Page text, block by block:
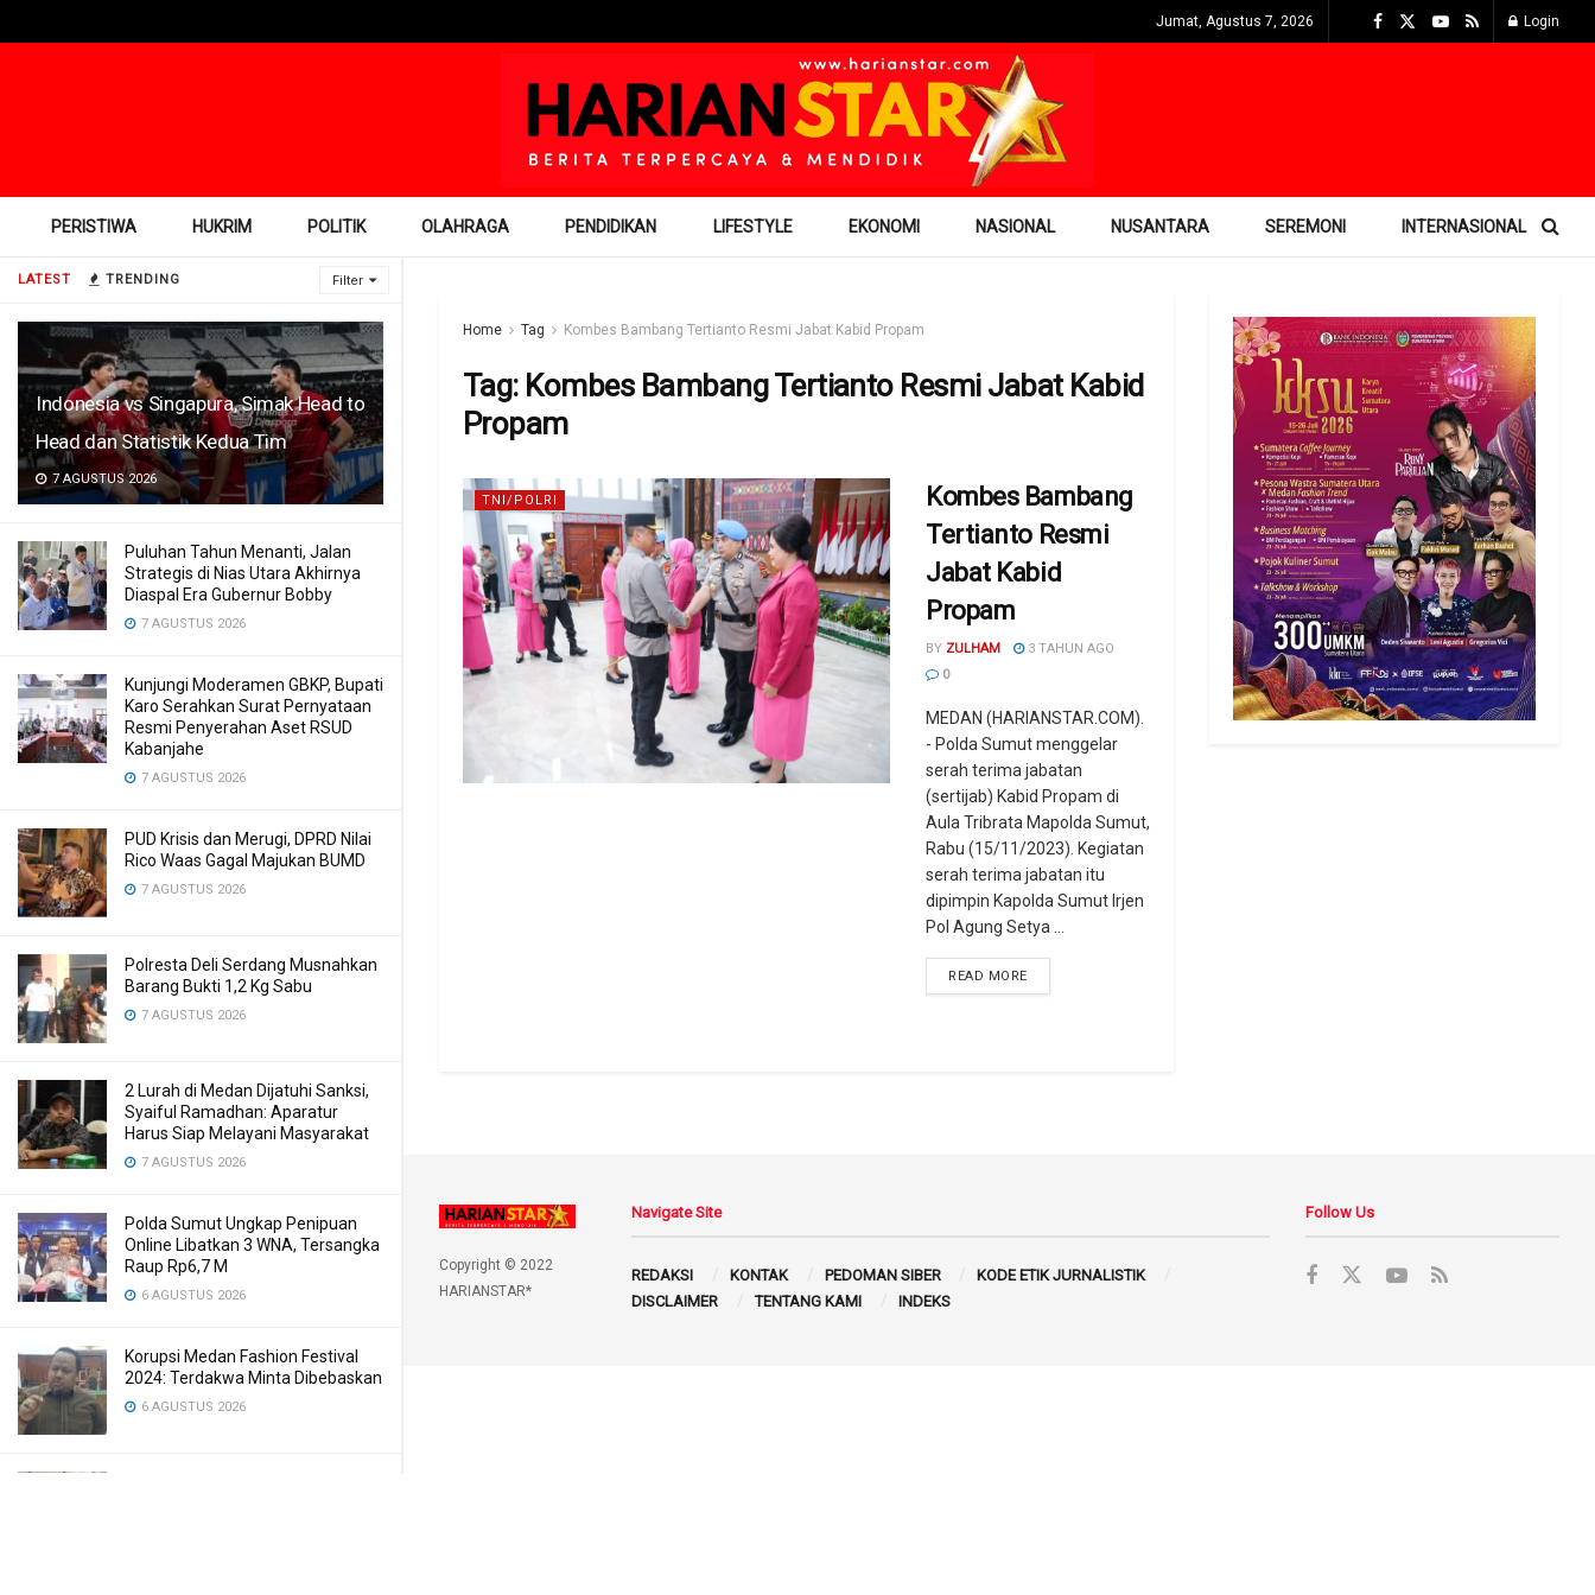
LATEST TRENDING Filter
Indonesia vs Singapura, Simak Head to
Head dan Statistik Kedua Tim
7 AGUSTUS 2026
Puluhan Tahun Menanti, Jalan
Strategis di Nias Utara Akhirnya
Diaspal Era Gubernur Bobby
7 AGUSTUS 2026
Kunjungi Moderamen GBKP, Bupati
Karo Serahkan Surat Pernyataan
Resmi Penyerahan Aset RSUD
Kabanjahe
7 AGUSTUS 2026
PUD Krisis dan Merugi, DPRD Nilai
Rico Waas Gagal Majukan BUMD
7 AGUSTUS 2026
Polresta Deli Serdang Musnahkan
Barang Bukti 1,2 Kg Sabu
7 AGUSTUS 2026
2 Lurah di Medan Dijatuhi Sanksi,
Syaiful Ramadhan: Aparatur
Harus Siap Melayani Masyarakat
7 AGUSTUS 2026
Polda Sumut Ungkap Penipuan
Online Libatkan 3 WNA, Tersangka
Raup Rp6,7 M
6 AGUSTUS 2026
Korupsi Medan Fashion Festival
2024: Terdakwa Minta Dibebaskan
6 AGUSTUS 2026
Jumat, Agustus 7, 2026 Login
PERISTIWA HUKRIM POLITIK OLAHRAGA PENDIDIKAN LIFESTYLE EKONOMI NASIONAL NUSANTARA SEREMONI INTERNASIONAL
Home Tag Kombes Bambang Tertianto Resmi Jabat Kabid Propam
Tag: Kombes Bambang Tertianto Resmi Jabat Kabid
Propam
TNI/POLRI
Kombes Bambang
Tertianto Resmi
Jabat Kabid
Propam
BY ZULHAM
3 TAHUN AGO
0
MEDAN (HARIANSTAR.COM).
- Polda Sumut menggelar
serah terima jabatan
(sertijab) Kabid Propam di
Aula Tribrata Mapolda Sumut,
Rabu (15/11/2023). Kegiatan
serah terima jabatan itu
dipimpin Kapolda Sumut Irjen
Pol Agung Setya ...
READ MORE
Copyright © 2022
HARIANSTAR*
Navigate Site
REDAKSI KONTAK PEDOMAN SIBER
KODE ETIK JURNALISTIK
DISCLAIMER
TENTANG KAMI INDEKS
Follow Us